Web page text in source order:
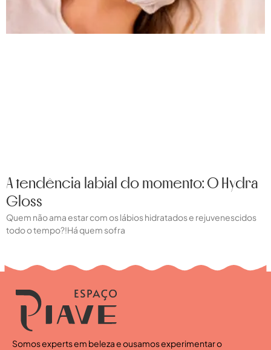
A tendência labial do momento: O Hydra
Gloss
Quem não ama estar com os lábios hidratados e rejuvenescidos
todo o tempo?!Há quem sofra
Somos experts em beleza e ousamos experimentar o